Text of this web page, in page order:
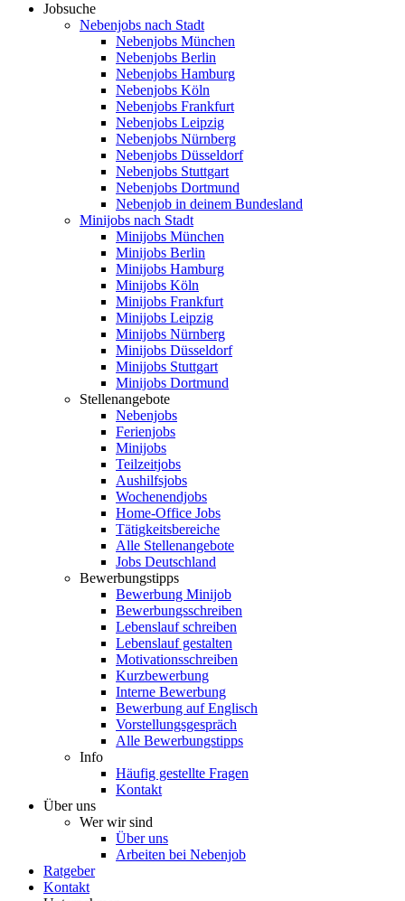
Jobsuche
Nebenjobs nach Stadt
Nebenjobs München
Nebenjobs Berlin
Nebenjobs Hamburg
Nebenjobs Köln
Nebenjobs Frankfurt
Nebenjobs Leipzig
Nebenjobs Nürnberg
Nebenjobs Düsseldorf
Nebenjobs Stuttgart
Nebenjobs Dortmund
Nebenjob in deinem Bundesland
Minijobs nach Stadt
Minijobs München
Minijobs Berlin
Minijobs Hamburg
Minijobs Köln
Minijobs Frankfurt
Minijobs Leipzig
Minijobs Nürnberg
Minijobs Düsseldorf
Minijobs Stuttgart
Minijobs Dortmund
Stellenangebote
Nebenjobs
Ferienjobs
Minijobs
Teilzeitjobs
Aushilfsjobs
Wochenendjobs
Home-Office Jobs
Tätigkeitsbereiche
Alle Stellenangebote
Jobs Deutschland
Bewerbungstipps
Bewerbung Minijob
Bewerbungsschreiben
Lebenslauf schreiben
Lebenslauf gestalten
Motivationsschreiben
Kurzbewerbung
Interne Bewerbung
Bewerbung auf Englisch
Vorstellungsgespräch
Alle Bewerbungstipps
Info
Häufig gestellte Fragen
Kontakt
Über uns
Wer wir sind
Über uns
Arbeiten bei Nebenjob
Ratgeber
Kontakt